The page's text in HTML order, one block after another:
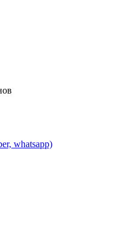
whatsapp)